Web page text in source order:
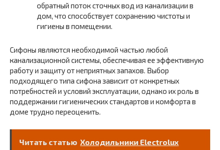
обратный поток сточных вод из канализации в
дом, что способствует сохранению чистоты и
гигиены в помещении.
Сифоны являются необходимой частью любой
канализационной системы, обеспечивая ее эффективную
работу и защиту от неприятных запахов. Выбор
подходящего типа сифона зависит от конкретных
потребностей и условий эксплуатации, однако их роль в
поддержании гигиенических стандартов и комфорта в
доме трудно переоценить.
Читать статью Холодильники Electrolux